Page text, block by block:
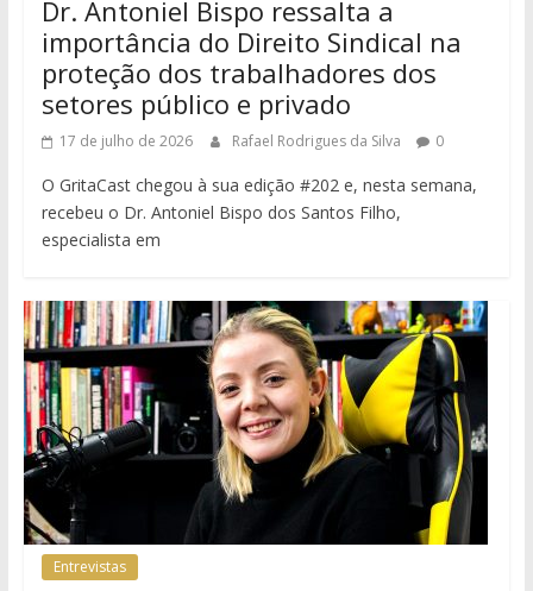
Dr. Antoniel Bispo ressalta a
importância do Direito Sindical na
proteção dos trabalhadores dos
setores público e privado
17 de julho de 2026 Rafael Rodrigues da Silva 0
O GritaCast chegou à sua edição #202 e, nesta semana,
recebeu o Dr. Antoniel Bispo dos Santos Filho,
especialista em
Entrevistas